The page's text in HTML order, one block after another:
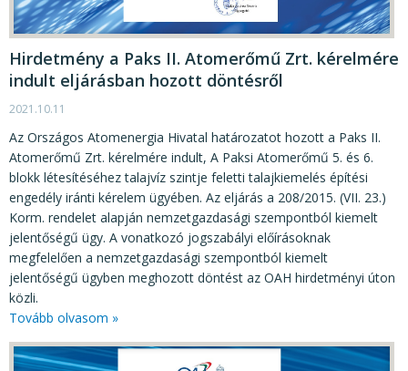
JOGI SZABÁLYOZÁS, ÚTMUTATÓK
KIADVÁNYOK, JELENTÉSEK
NYOMTATVÁNYOK, SZOFTVEREK
E-ÜGYINTÉZÉS
Hirdetmény a Paks II. Atomerőmű Zrt. kérelmére
indult eljárásban hozott döntésről
2021.10.11
Az Országos Atomenergia Hivatal határozatot hozott a Paks II.
Atomerőmű Zrt. kérelmére indult, A Paksi Atomerőmű 5. és 6.
blokk létesítéséhez talajvíz szintje feletti talajkiemelés építési
engedély iránti kérelem ügyében. Az eljárás a 208/2015. (VII. 23.)
Korm. rendelet alapján nemzetgazdasági szempontból kiemelt
jelentőségű ügy. A vonatkozó jogszabályi előírásoknak
megfelelően a nemzetgazdasági szempontból kiemelt
jelentőségű ügyben meghozott döntést az OAH hirdetményi úton
közli.
Tovább olvasom »